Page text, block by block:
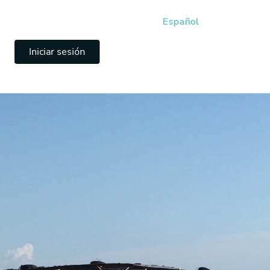
Iniciar sesión
Español